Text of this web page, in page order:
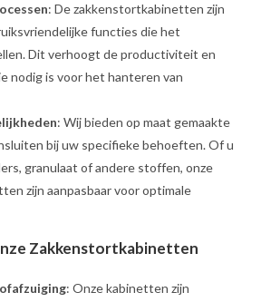
: De zakkenstortkabinetten zijn
functies die het
Dit verhoogt de productiviteit en
nodig is voor het hanteren van
: Wij bieden op maat gemaakte
bij uw specifieke behoeften. Of u
granulaat of andere stoffen, onze
zijn aanpasbaar voor optimale
Zakkenstortkabinetten
: Onze kabinetten zijn